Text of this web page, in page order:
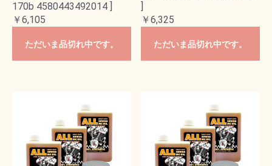
170b 4580443492014 ]
￥6,105
ただいま品切れ中です。
]
￥6,325
ただいま品切れ中です。